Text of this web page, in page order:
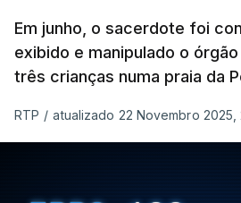
Em junho, o sacerdote foi
exibido e manipulado o
três crianças numa praia da
RTP / atualizado 22 Novembro 2025,